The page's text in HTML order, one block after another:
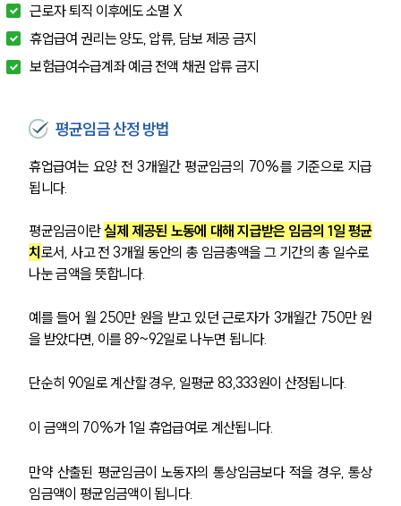
근로자 퇴직 이후에도 소멸 X
휴업급여 권리는 양도, 압류, 담보 제공 금지
보험급여수급계좌 예금 전액 채권 압류 금지
평균임금 산정 방법
휴업급여는 요양 전 3개월간 평균임금의 70%를 기준으로 지급
됩니다.
평균임금이란 실제 제공된 노동에 대해 지급받은 임금의 1일 평균
치로서, 사고 전 3개월 동안의 총 임금총액을 그 기간의 총 일수로
나눈 금액을 뜻합니다.
예를 들어 월 250만 원을 받고 있던 근로자가 3개월간 750만 원
을 받았다면, 이를 89~92일로 나누면 됩니다.
단순히 90일로 계산할 경우, 일평균 83,333원이 산정됩니다.
이 금액의 70%가 1일 휴업급여로 계산됩니다.
만약 산출된 평균임금이 노동자의 통상임금보다 적을 경우, 통상
임금액이 평균임금액이 됩니다.